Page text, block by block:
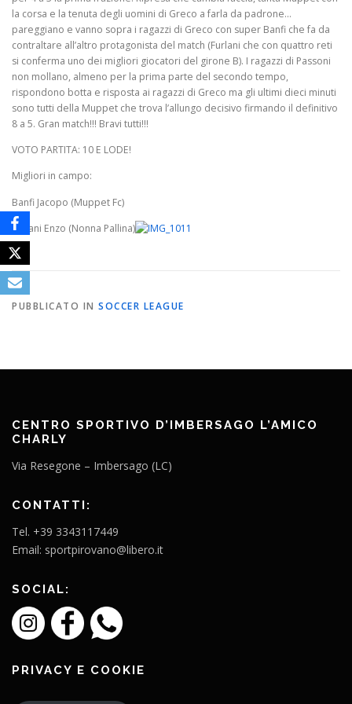
la corsa e la tenuta degli uomini di Greco a farla da padrone…
pareggiano e vanno sopra i ragazzi di Greco con super Banfi che fa da
contraltare all’altro protagonista del match (Furlani che con quattro reti
si conferma uno dei migliori giocatori del girone B). I ragazzi di Passoni
non mollano, almeno per la prima parte del secondo tempo,
rispondono botta e risposta ai ragazzi di Greco ma gli ultimi dieci minuti
sono tutti della Muppet che trova l’allungo decisivo firmando il definitivo
8 a 5. Gran match!!! Bravi tutti!!!
VOTO PARTITA: 10 E LODE!
Migliori in campo:
Banfi Jacopo (Muppet Fc)
Furlani Enzo (Nonna Pallina)
PUBBLICATO IN SOCCER LEAGUE
CENTRO SPORTIVO D’IMBERSAGO L’AMICO
CHARLY
Via Resegone – Imbersago (LC)
CONTATTI:
Tel. +39 3343117449
Email: sportpirovano@libero.it
SOCIAL:
PRIVACY E COOKIE